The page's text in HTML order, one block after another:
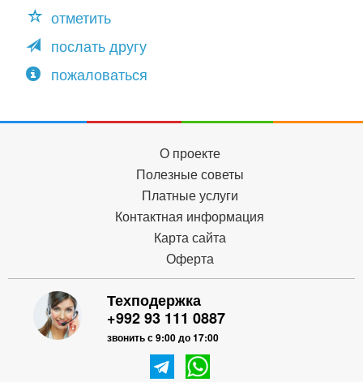
отметить
послать другу
пожаловаться
О проекте
Полезные советы
Платные услуги
Контактная информация
Карта сайта
Оферта
Техподержка
+992 93 111 0887
звонить с 9:00 до 17:00